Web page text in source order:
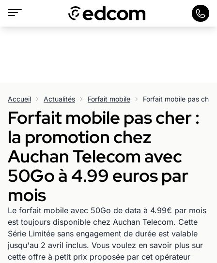
Accueil Actualités Forfait mobile
Forfait mobile pas cher :
la promotion chez
Auchan Telecom avec
50Go à 4.99 euros par
mois
Le forfait mobile avec 50Go de data à 4.99€ par mois
est toujours disponible chez Auchan Telecom. Cette
Série Limitée sans engagement de durée est valable
jusqu'au 2 avril inclus. Vous voulez en savoir plus sur
cette offre à petit prix proposée par cet opérateur